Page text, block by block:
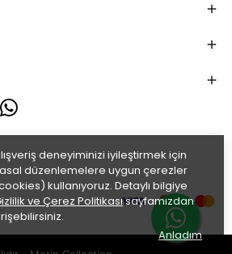
deneyiminizi iyileştirmek için
düzenlemelere uygun çerezler
kullanıyoruz. Detaylı bilgiye
ve Çerez Politikasısayfamızdan
Anladım